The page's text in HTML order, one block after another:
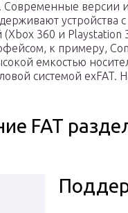
версии
устройства
360 и
к примеру,
емкостью
системой exFAT.
FAT